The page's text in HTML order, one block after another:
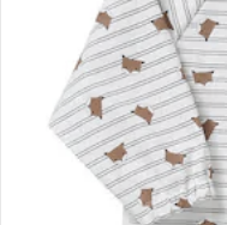
Filialen & Beratung
Unternehmen